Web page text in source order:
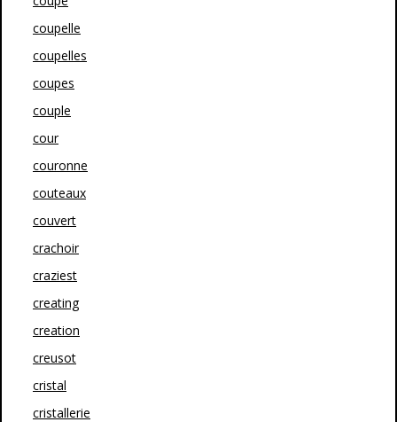
coupelle
coupelles
coupes
couple
cour
couronne
couteaux
couvert
crachoir
craziest
creating
creation
creusot
cristal
cristallerie